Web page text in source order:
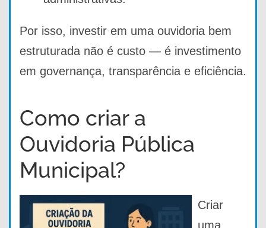
Por isso, investir em uma ouvidoria bem
estruturada não é custo — é investimento
em governança, transparência e eficiência.
Como criar a
Ouvidoria Pública
Municipal?
Criar
uma